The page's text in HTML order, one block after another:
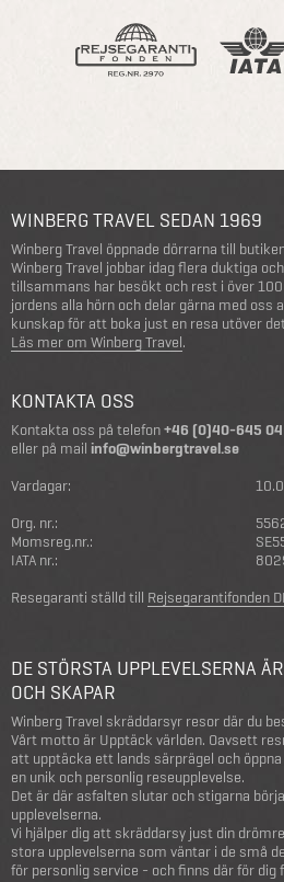
WINBERG TRAVEL SEDAN 1969
Winberg Travel öppnade dörrarna till
Winberg Travel jobbar idag flera duktiga
tillsammans har besökt och rest i över
jordens alla hörn och delar gärna med oss
kunskap för att boka just en resa utöver
Läs mer om Winberg Travel.
KONTAKTA OSS
Kontakta oss på telefon+46 (0)40-645
eller på mail info@winbergtravel.se
Vardagar:
Org. nr.:
Momsreg.nr.:
IATA nr.:
Resegaranti ställd till Rejsegarantifonden
DE STÖRSTA UPPLEVELSERNA
OCH SKAPAR
Winberg Travel skräddarsyr resor där du
Vårt motto är Upptäck världen. Oavsett
att upptäcka ett lands särprägel och
en unik och personlig reseupplevelse.
Det är där asfalten slutar och stigarna
upplevelserna.
Vi hjälper dig att skräddarsy just din
stora upplevelserna som väntar i de små
för personlig service - och finns där för dig